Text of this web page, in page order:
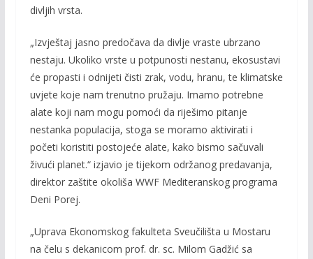
divljih vrsta.
„Izvještaj jasno predočava da divlje vraste ubrzano
nestaju. Ukoliko vrste u potpunosti nestanu, ekosustavi
će propasti i odnijeti čisti zrak, vodu, hranu, te klimatske
uvjete koje nam trenutno pružaju. Imamo potrebne
alate koji nam mogu pomoći da riješimo pitanje
nestanka populacija, stoga se moramo aktivirati i
početi koristiti postojeće alate, kako bismo sačuvali
živući planet.“ izjavio je tijekom održanog predavanja,
direktor zaštite okoliša WWF Mediteranskog programa
Deni Porej.
„Uprava Ekonomskog fakulteta Sveučilišta u Mostaru
na čelu s dekanicom prof. dr. sc. Milom Gadžić sa